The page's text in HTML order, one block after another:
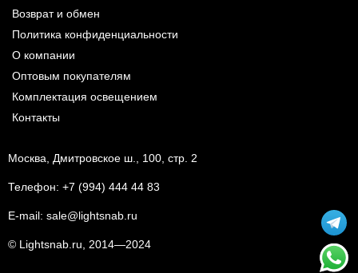
Возврат и обмен
Политика конфиденциальности
О компании
Оптовым покупателям
Комплектация освещением
Контакты
Москва, Дмитровское ш., 100, стр. 2
Телефон: +7 (994) 444 44 83
E-mail: sale@lightsnab.ru
© Lightsnab.ru, 2014—2024